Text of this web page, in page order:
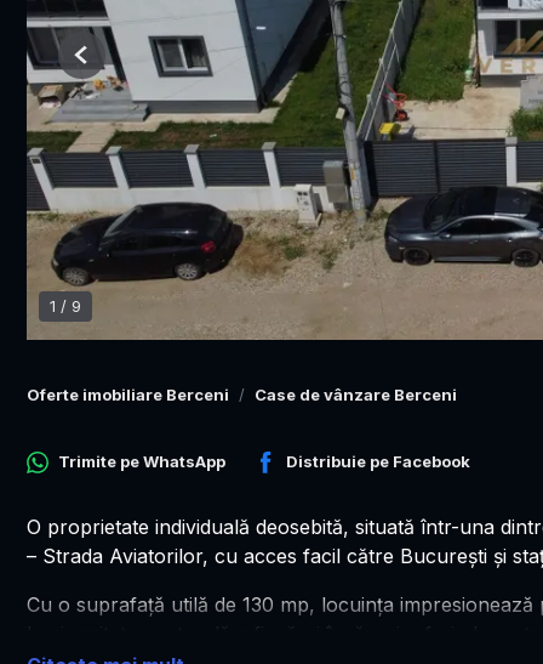
1 / 9
Previous
Oferte imobiliare Berceni Case de vânzare Berceni
Trimite peWhatsApp Distribuie pe Facebook
O proprietate individuală deosebită, situată într-una
– Strada Aviatorilor, cu acces facil către București și
Cu o suprafață utilă de 130 mp, locuința
luminozitatea naturală a fiecărei încăperi, oferind un